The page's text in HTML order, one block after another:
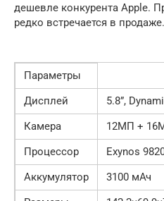
дешевле конкурента Apple.
редко встречается в продаже.
Параметры
Дисплей
5.8”,
Камера
12МП +
Процессор
Exynos
Аккумулятор
3100 мАч